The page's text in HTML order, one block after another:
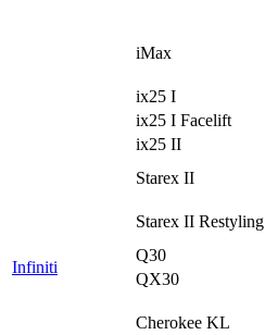
iMax
ix25 I
ix25 I Facelift
ix25 II
Starex II
Starex II Restyling
Infiniti
Q30
QX30
Cherokee KL